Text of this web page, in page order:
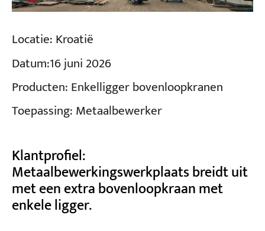
Projecten
Locatie: Kroatië
Datum:16 juni 2026
Producten: Enkelligger bovenloopkranen
Toepassing: Metaalbewerker
Klantprofiel:
Metaalbewerkingswerkplaats breidt uit
met een extra bovenloopkraan met
enkele ligger.